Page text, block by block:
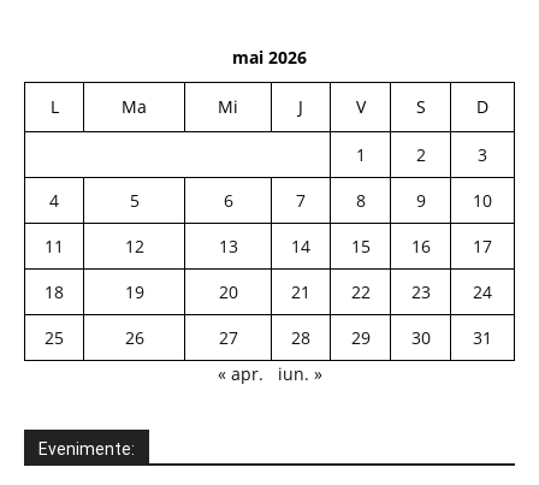
mai 2026
L Ma Mi J V S D
1 2
3
4
5 6 7 8 9
10
11
12 13 14 15 16
17
18
19 20 21 22 23
24
25
26 27 28 29 30
31
« apr.
iun. »
Evenimente: